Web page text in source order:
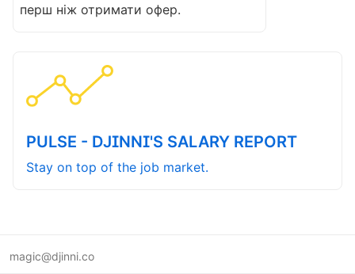
перш ніж отримати офер.
PULSE - DJINNI'S SALARY REPORT
Stay on top of the job market.
magic@djinni.co